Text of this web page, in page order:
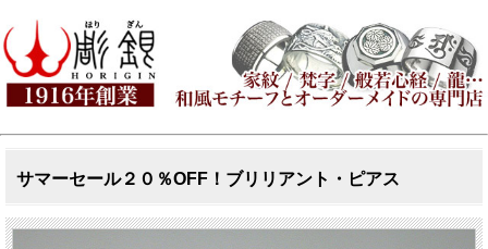
サマーセール２０％OFF！ブリリアント・ピアス